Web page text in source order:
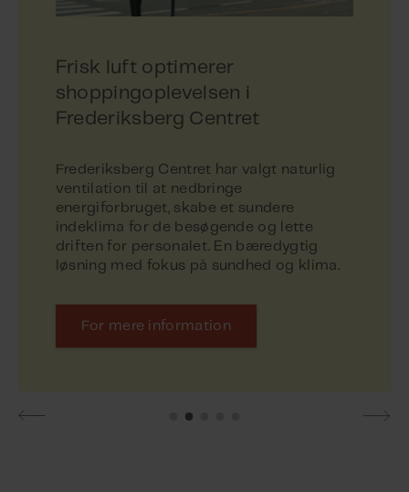
Frisk luft optimerer
shoppingoplevelsen i
Frederiksberg Centret
Frederiksberg Centret har valgt naturlig
ventilation til at nedbringe
energiforbruget, skabe et sundere
indeklima for de besøgende og lette
driften for personalet. En bæredygtig
løsning med fokus på sundhed og klima.
For mere information